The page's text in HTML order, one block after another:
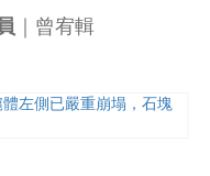
｜曾宥輯